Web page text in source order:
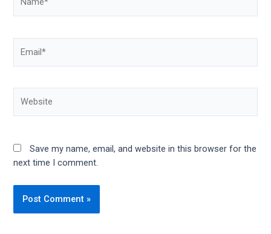
Save my name, email, and website in this browser for the
next time I comment.